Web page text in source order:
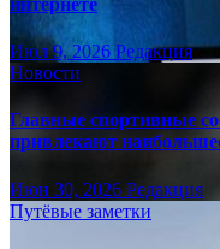
Июл 9, 2026 Редакция
Новости
Главные спортивные
привлекают
Июн 30, 2026 Редакция
Путёвые заметки